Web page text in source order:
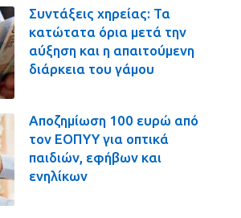
Συντάξεις χηρείας: Τα
κατώτατα όρια μετά την
αύξηση και η απαιτούμενη
διάρκεια του γάμου
Αποζημίωση 100 ευρώ από
τον ΕΟΠΥΥ για οπτικά
παιδιών, εφήβων και
ενηλίκων